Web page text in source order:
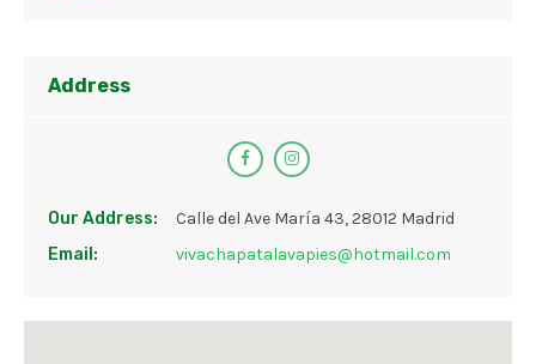
Address
Our Address:
Calle del Ave María 43, 28012 Madrid
Email:
vivachapatalavapies@hotmail.com